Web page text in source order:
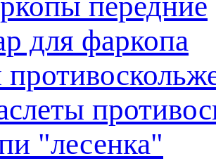
для фаркопа
"лесенка"